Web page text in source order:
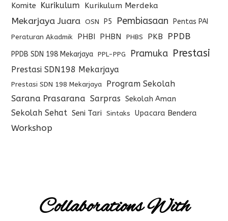
Komite Kurikulum Kurikulum Merdeka
Mekarjaya Juara OSN P5 Pembiasaan Pentas PAI
Peraturan Akadmik PHBI PHBN PHBS PKB PPDB
PPDB SDN 198 Mekarjaya PPL-PPG Pramuka Prestasi
Prestasi SDN198 Mekarjaya
Prestasi SDN 198 Mekarjaya
Program Sekolah
Sarana Prasarana Sarpras Sekolah Aman
Sekolah Sehat Seni Tari Sintaks Upacara Bendera
Workshop
Collaborations With